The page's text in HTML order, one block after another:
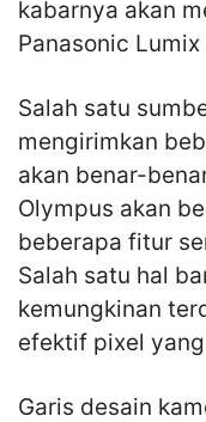
kabarnya akan
Panasonic Lumix
Salah satu
mengirimkan
akan benar-
Olympus akan
beberapa fitur
Salah satu hal
kemungkinan
efektif pixel
Garis desain